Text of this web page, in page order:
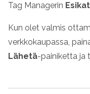
Tag Managerin
Kun olet valmis
verkkokaupassa,
Lähetä-painiketta ja